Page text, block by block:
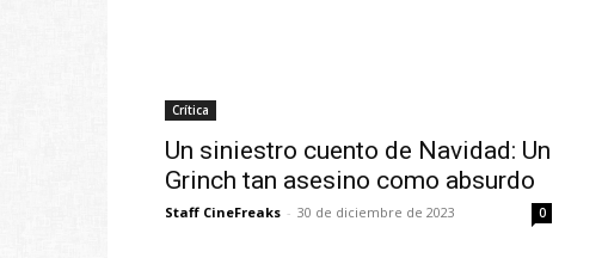
Crítica
Un siniestro cuento de Navidad: Un
Grinch tan asesino como absurdo
Staff CineFreaks - 30 de diciembre de 2023 0